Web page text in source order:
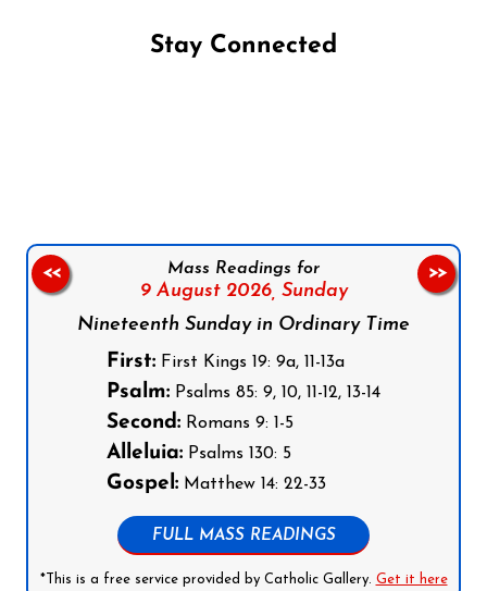
Stay Connected
Mass Readings for
9 August 2026, Sunday
Nineteenth Sunday in Ordinary Time
First: First Kings 19: 9a, 11-13a
Psalm: Psalms 85: 9, 10, 11-12, 13-14
Second: Romans 9: 1-5
Alleluia: Psalms 130: 5
Gospel: Matthew 14: 22-33
FULL MASS READINGS
*This is a free service provided by Catholic Gallery. Get it here
<< >>